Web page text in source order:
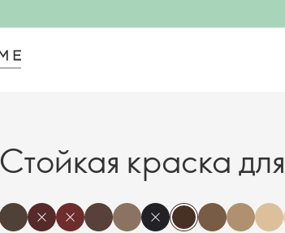
Cтойкая краска